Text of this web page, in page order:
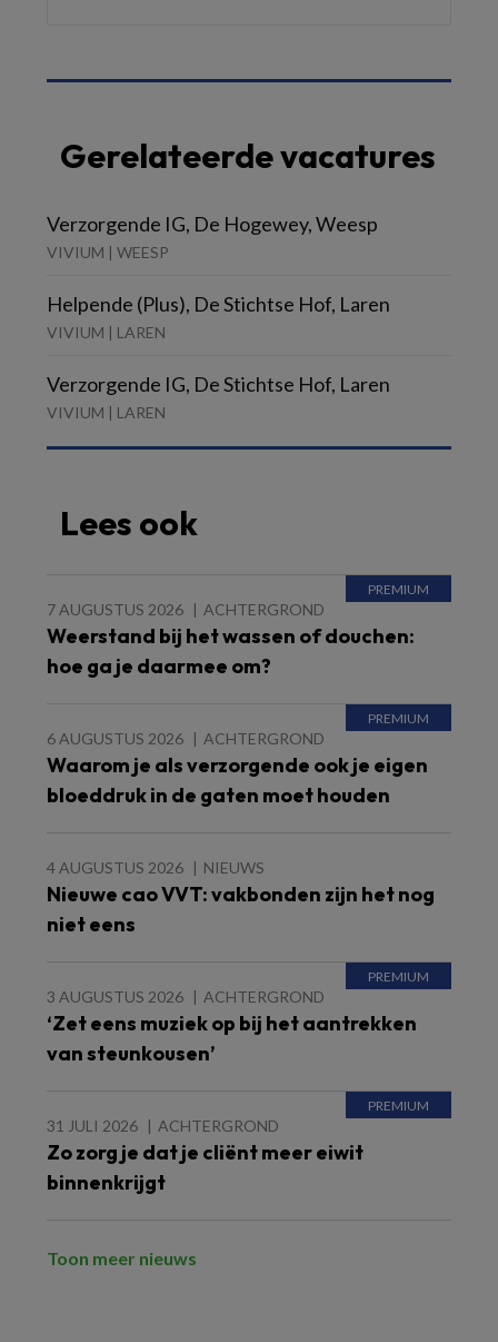
Gerelateerde vacatures
Verzorgende IG, De Hogewey, Weesp
VIVIUM | WEESP
Helpende (Plus), De Stichtse Hof, Laren
VIVIUM | LAREN
Verzorgende IG, De Stichtse Hof, Laren
VIVIUM | LAREN
Lees ook
7 AUGUSTUS 2026 ACHTERGROND
Weerstand bij het wassen of douchen:
hoe ga je daarmee om?
6 AUGUSTUS 2026 ACHTERGROND
Waarom je als verzorgende ook je eigen
bloeddruk in de gaten moet houden
4 AUGUSTUS 2026 NIEUWS
Nieuwe cao VVT: vakbonden zijn het nog
niet eens
3 AUGUSTUS 2026 ACHTERGROND
‘Zet eens muziek op bij het aantrekken
van steunkousen’
31 JULI 2026 ACHTERGROND
Zo zorg je dat je cliënt meer eiwit
binnenkrijgt
Toon meer nieuws